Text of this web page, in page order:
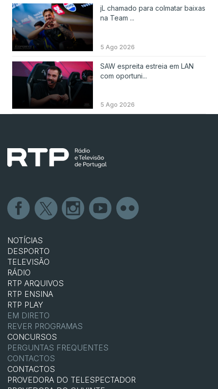
jL chamado para colmatar baixas
na Team ...
5 Ago 2026
SAW espreita estreia em LAN
com oportuni...
5 Ago 2026
NOTÍCIAS
DESPORTO
TELEVISÃO
RÁDIO
RTP ARQUIVOS
RTP ENSINA
RTP PLAY
EM DIRETO
REVER PROGRAMAS
CONCURSOS
PERGUNTAS FREQUENTES
CONTACTOS
CONTACTOS
PROVEDORA DO TELESPECTADOR